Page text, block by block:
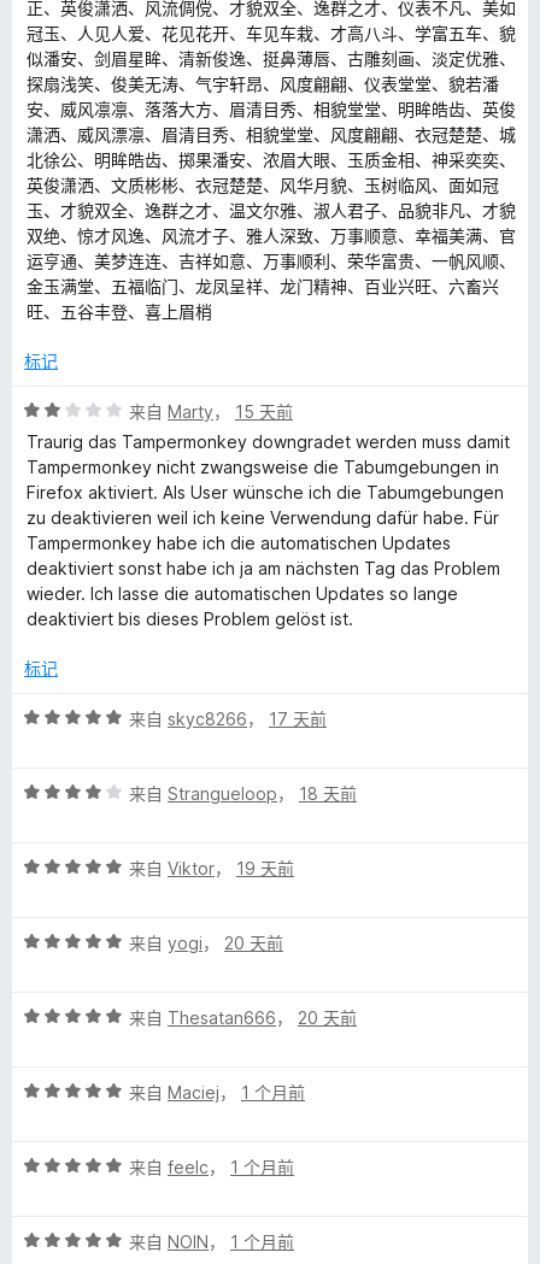
正、英俊潇洒、风流倜傥、才貌双全、逸群之才、仪表不凡、美如
冠玉、人见人爱、花见花开、车见车栽、才高八斗、学富五车、貌
似潘安、剑眉星眸、清新俊逸、挺鼻薄唇、古雕刻画、淡定优雅、
探扇浅笑、俊美无涛、气宇轩昂、风度翩翩、仪表堂堂、貌若潘
安、威风凛凛、落落大方、眉清目秀、相貌堂堂、明眸皓齿、英俊
潇洒、威风漂凛、眉清目秀、相貌堂堂、风度翩翩、衣冠楚楚、城
北徐公、明眸皓齿、掷果潘安、浓眉大眼、玉质金相、神采奕奕、
英俊潇洒、文质彬彬、衣冠楚楚、风华月貌、玉树临风、面如冠
玉、才貌双全、逸群之才、温文尔雅、淑人君子、品貌非凡、才貌
双绝、惊才风逸、风流才子、雅人深致、万事顺意、幸福美满、官
运亨通、美梦连连、吉祥如意、万事顺利、荣华富贵、一帆风顺、
金玉满堂、五福临门、龙凤呈祥、龙门精神、百业兴旺、六畜兴
旺、五谷丰登、喜上眉梢
标记
评
分
2
/
5
来自 Marty， 15 天前
Traurig das Tampermonkey downgradet werden muss damit
Tampermonkey nicht zwangsweise die Tabumgebungen in
Firefox aktiviert. Als User wünsche ich die Tabumgebungen
zu deaktivieren weil ich keine Verwendung dafür habe. Für
Tampermonkey habe ich die automatischen Updates
deaktiviert sonst habe ich ja am nächsten Tag das Problem
wieder. Ich lasse die automatischen Updates so lange
deaktiviert bis dieses Problem gelöst ist.
标记
评
/
来自 skyc8266， 17 天前
评
/
来自 Strangueloop， 18 天前
评
/
来自 Viktor， 19 天前
评
/
来自 yogi， 20 天前
评
/
来自 Thesatan666， 20 天前
评
/
来自 Maciej， 1 个月前
评
/
来自 feelc， 1 个月前
评
来自 NOIN， 1 个月前